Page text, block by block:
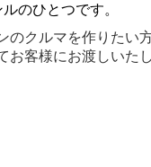
のひとつです。
のクルマを作りたい
お客様にお渡しいた